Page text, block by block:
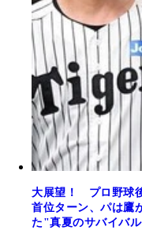
大展望！ プロ野球
首位ターン、パは鷹
た"真夏のサバイバ